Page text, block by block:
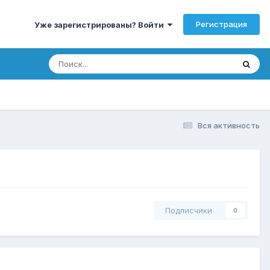
Уже зарегистрированы? Войти Регистрация
Вся активность
Подписчики 0